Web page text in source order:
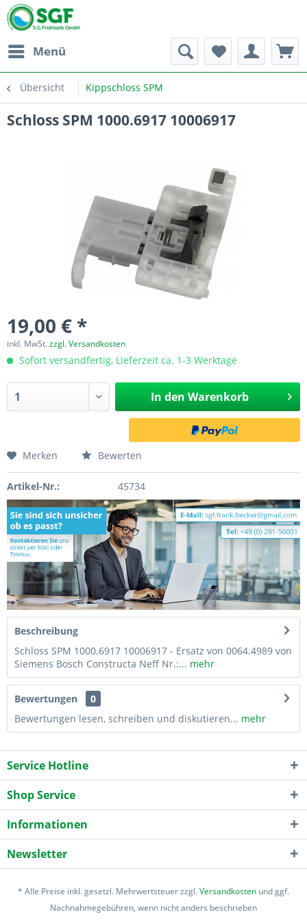
Menü
Übersicht Kippschloss SPM
Schloss SPM 1000.6917 10006917
19,00 € *
inkl. MwSt.zzgl. Versandkosten
Sofort versandfertig, Lieferzeit ca. 1-3 Werktage
In den Warenkorb
Merken Bewerten
Artikel-Nr.: 45734
Beschreibung
Schloss SPM 1000.6917 10006917 - Ersatz von 0064.4989 von
Siemens Bosch Constructa Neff Nr.:... mehr
Bewertungen
0
Bewertungen lesen, schreiben und diskutieren... mehr
Service Hotline
Shop Service
Informationen
Newsletter
* Alle Preise inkl. gesetzl. Mehrwertsteuer zzgl.Versandkosten und ggf.
Nachnahmegebühren, wenn nicht anders beschrieben